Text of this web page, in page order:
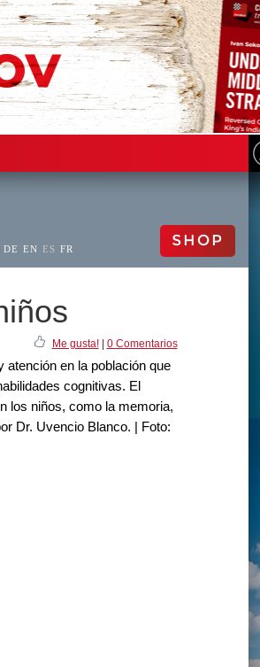
DE EN ES FR SHOP
Me gusta!| 0 Comentarios
en la población que
cognitivas. El
los niños, como la memoria,
Dr. Uvencio Blanco. | Foto: